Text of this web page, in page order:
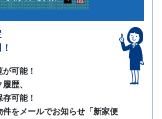
可能！
歴、
可能！
をメールでお知らせ「新家便